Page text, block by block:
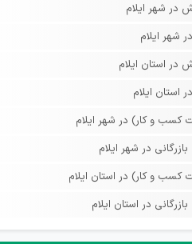
در شهر ایلام
شهر ایلام
در استان ایلام
استان ایلام
در شهر ایلام
در استان ایلام